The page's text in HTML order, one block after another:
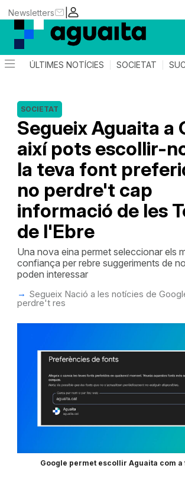
|
Newsletters
ÚLTIMES NOTÍCIES SOCIETAT
Segueix Aguaita a
així pots escollir-
la teva font
no perdre't cap
informació de les
de l'Ebre
SOCIETAT
Una nova eina permet seleccionar els
confiança per rebre suggeriments de
poden interessar
Segueix Nació a les notícies de
perdre't res
Google permet escollir Aguaita com